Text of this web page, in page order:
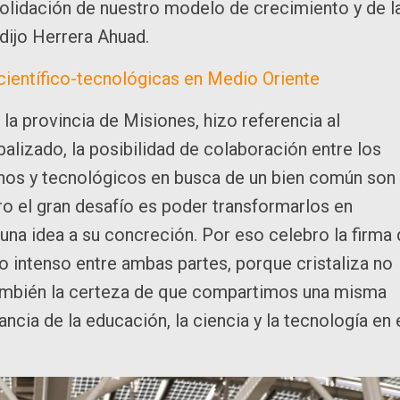
de nuestro modelo de crecimiento y de
Herrera Ahuad.
tecnológicas en Medio Oriente
provincia de Misiones, hizo referencia al
la posibilidad de colaboración entre los
y tecnológicos en busca de un bien común son
el gran desafío es poder transformarlos en
idea a su concreción. Por eso celebro la firma
intenso entre ambas partes, porque cristaliza no
la certeza de que compartimos una misma
de la educación, la ciencia y la tecnología en